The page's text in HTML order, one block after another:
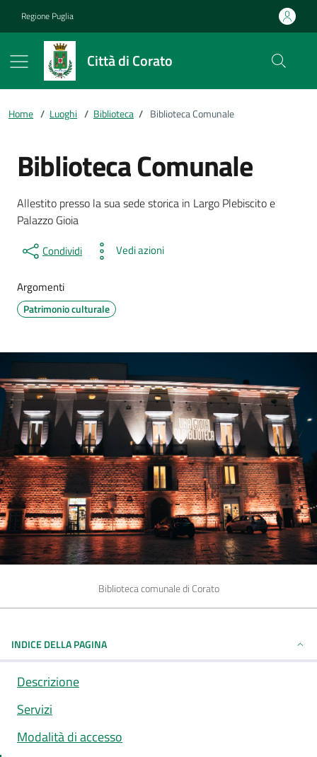
Regione Puglia
Città di Corato
Home / Luoghi / Biblioteca / Biblioteca Comunale
Biblioteca Comunale
Dettagli della località
Descrizione breve
Allestito presso la sua sede storica in Largo Plebiscito e
Palazzo Gioia
Condividi Vedi azioni
Argomenti
Patrimonio culturale
Biblioteca comunale di Corato
INDICE DELLA PAGINA
Descrizione
Servizi
Modalità di accesso